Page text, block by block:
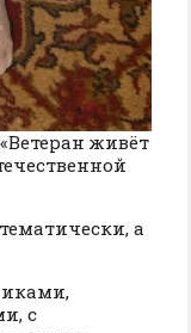
живёт
а
с